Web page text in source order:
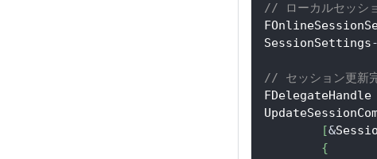
// ローカルセッシ
SessionSettings
// セッション更新
FDelegateHandle
[&
{